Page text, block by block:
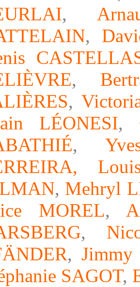
,
,
,
,
LÉONESI,
,
,
, Mehryl
MOREL,
,
,
SAGOT,